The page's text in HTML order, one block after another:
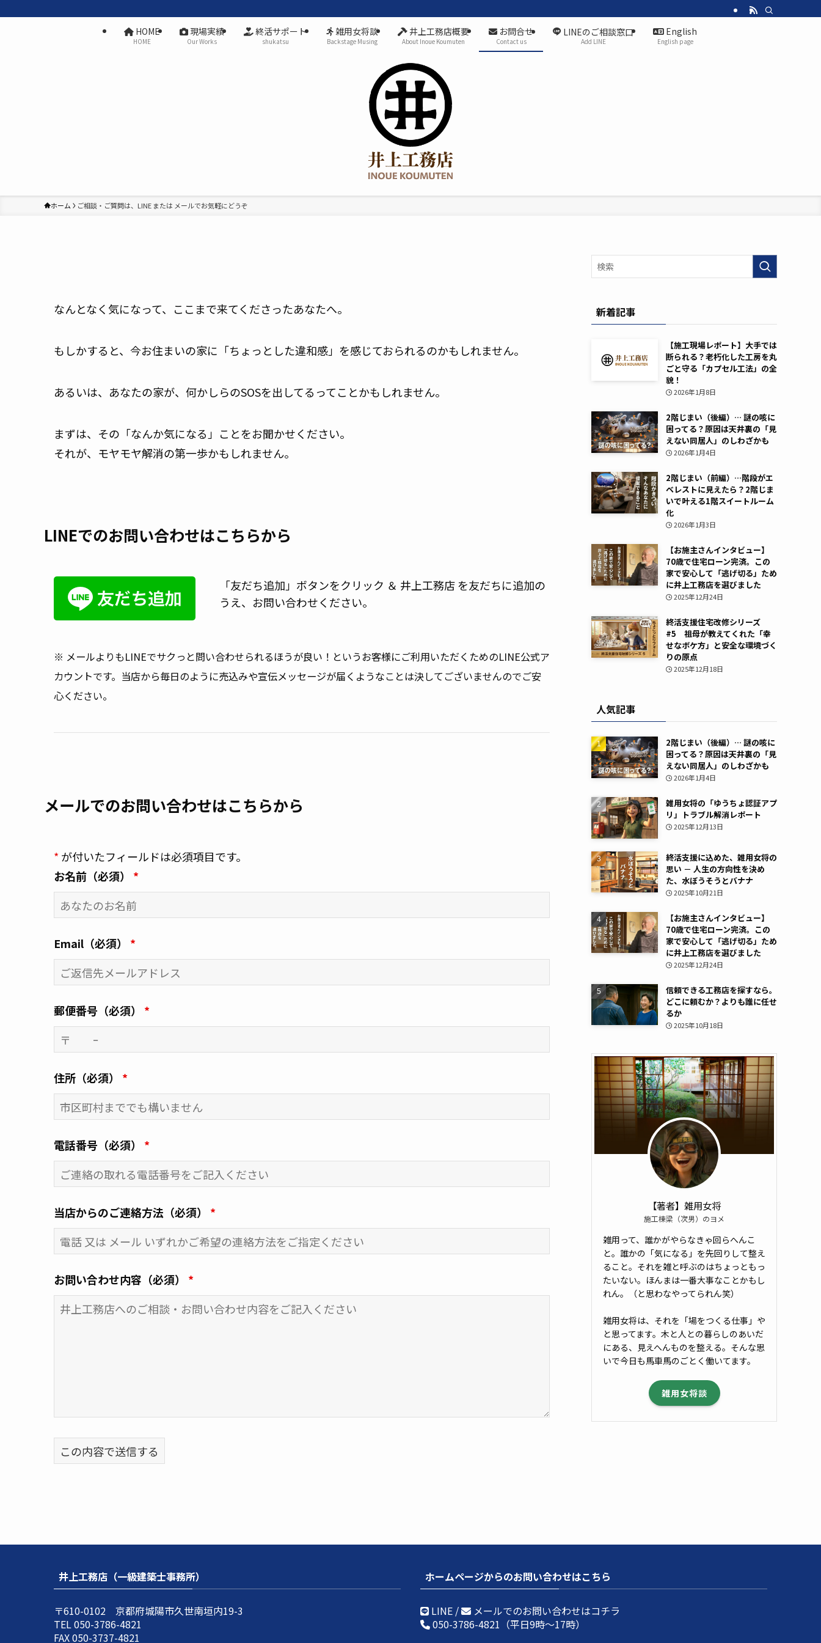
HOME
HOME
現場実績
Our Works
終活サポート
shukatsu
雑用女将談
Backstage Musing
井上工務店概要
About Inoue Koumuten
お問合せ
Contact us
LINEのご相談窓口
Add LINE
English
English page
ホーム ご相談・ご質問は、LINE または メールでお気軽にどうぞ
なんとなく気になって、ここまで来てくださったあなたへ。
もしかすると、今お住まいの家に「ちょっとした違和感」を感じておられるのかもしれません。
あるいは、あなたの家が、何かしらのSOSを出してるってことかもしれません。
まずは、その「なんか気になる」ことをお聞かせください。
それが、モヤモヤ解消の第一歩かもしれません。
LINEでのお問い合わせはこちらから
「友だち追加」ボタンをクリック ＆ 井上工務店 を友だちに追加の
うえ、お問い合わせください。
※ メールよりもLINEでサクっと問い合わせられるほうが良い！というお客様にご利用いただくためのLINE公式ア
カウントです。当店から毎日のように売込みや宣伝メッセージが届くようなことは決してございませんのでご安
心ください。
メールでのお問い合わせはこちらから
* が付いたフィールドは必須項目です。
お名前（必須） *
Email（必須） *
郵便番号（必須） *
住所（必須） *
電話番号（必須） *
当店からのご連絡方法（必須） *
お問い合わせ内容（必須） *
新着記事
【施工現場レポート】大手では
断られる？老朽化した工房を丸
ごと守る「カプセル工法」の全
貌！
2026年1月8日
2階じまい（後編）… 謎の咳に
困ってる？原因は天井裏の「見
えない同居人」のしわざかも
2026年1月4日
2階じまい（前編）…階段がエ
ベレストに見えたら？2階じま
いで叶える1階スイートルーム
化
2026年1月3日
【お施主さんインタビュー】
70歳で住宅ローン完済。この
家で安心して「逃げ切る」ため
に井上工務店を選びました
2025年12月24日
終活支援住宅改修シリーズ
#5 祖母が教えてくれた「幸
せなボケ方」と安全な環境づく
りの原点
2025年12月18日
人気記事
2階じまい（後編）… 謎の咳に
困ってる？原因は天井裏の「見
えない同居人」のしわざかも
2026年1月4日
雑用女将の「ゆうちょ認証アプ
リ」トラブル解消レポート
2025年12月13日
終活支援に込めた、雑用女将の
思い － 人生の方向性を決め
た、水ぼうそうとバナナ
2025年10月21日
【お施主さんインタビュー】
70歳で住宅ローン完済。この
家で安心して「逃げ切る」ため
に井上工務店を選びました
2025年12月24日
信頼できる工務店を探すなら。
どこに頼むか？よりも誰に任せ
るか
2025年10月18日
【著者】雑用女将
施工棟梁（次男）のヨメ
雑用って、誰かがやらなきゃ回らへんこ
と。誰かの「気になる」を先回りして整え
ること。それを雑と呼ぶのはちょっともっ
たいない。ほんまは一番大事なことかもし
れん。（と思わなやってられん笑）
雑用女将は、それを「場をつくる仕事」や
と思ってます。木と人との暮らしのあいだ
にある、見えへんものを整える。そんな思
いで今日も馬車馬のごとく働いてます。
雑用女将談
井上工務店（一級建築士事務所）
〒610-0102 京都府城陽市久世南垣内19-3
TEL 050-3786-4821
FAX 050-3737-4821
ホームページからのお問い合わせはこちら
LINE /
メールでのお問い合わせはコチラ
050-3786-4821 （平日9時～17時）